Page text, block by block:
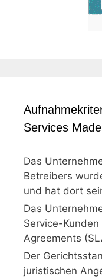
Services
Das
Betreibers
und hat dort
Das
Service-
Agreements
Der
juristischen